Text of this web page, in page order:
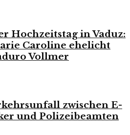
Hochzeitstag in Vaduz:
Caroline ehelicht
Vollmer
zwischen E-
und Polizeibeamten